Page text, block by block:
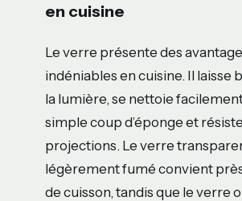
en cuisine
Le verre présente des
indéniables en cuisine. Il laisse
la lumière, se nettoie facilement
simple coup d’éponge et
projections. Le verre
légèrement fumé convient près
de cuisson, tandis que le verre